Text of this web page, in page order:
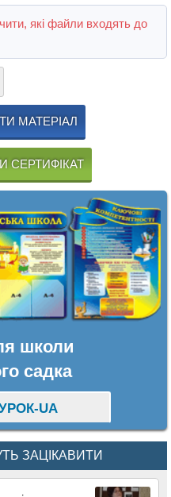
які файли входять до
МАТЕРІАЛ
СЕРТИФІКАТ
школи
садка
UA
ЗАЦІКАВИТИ